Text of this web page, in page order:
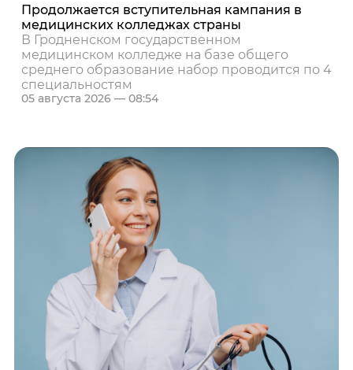
Продолжается вступительная кампания в
медицинских колледжах страны
В Гродненском государственном
медицинском колледже на базе общего
среднего образование набор проводится по 4
специальностям
05 августа 2026 — 08:54